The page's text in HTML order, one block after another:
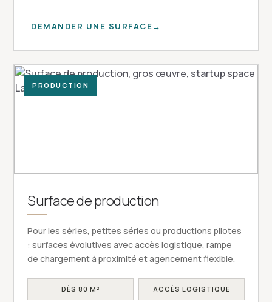
DEMANDER UNE SURFACE
PRODUCTION
Surface de production
Pour les séries, petites séries ou productions pilotes
: surfaces évolutives avec accès logistique, rampe
de chargement à proximité et agencement flexible.
DÈS 80 M² ACCÈS LOGISTIQUE